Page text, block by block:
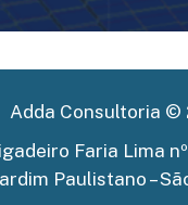
Faria Lima nº
Paulistano –
Adda Consultoria ©